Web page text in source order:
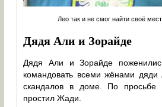
Лео так и не смог найти своё
Дядя Али и Зорайде
Дядя Али и Зорайде
командовать всеми жёнами дяди
скандалов в доме. По просьбе
простил Жади.